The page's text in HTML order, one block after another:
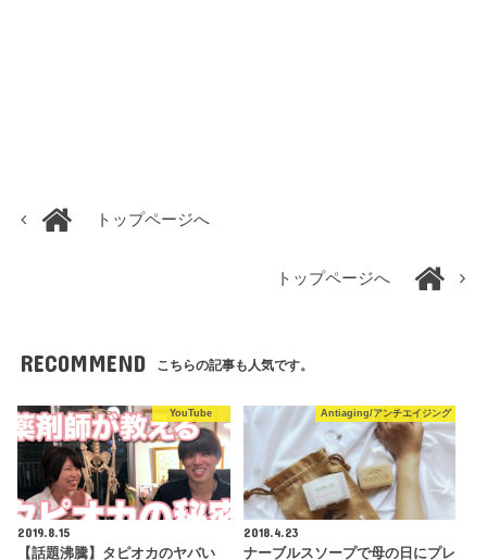
トップページへ
トップページへ
RECOMMEND こちらの記事も人気です。
YouTube
2019.8.15
【話題沸騰】タピオカのヤバい
Antiaging/アンチエイジング
2018.4.23
ナーブルスソープで母の日にプレ